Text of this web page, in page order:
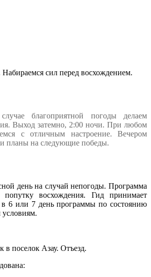
сил перед восхождением.
благоприятной погоды делаем
Выход затемно, 2:00 ночи. При любом
с отличным настроение. Вечером
планы на следующие победы.
день на случай непогоды. Программа
попутку восхождения. Гид принимает
6 или 7 день программы по состоянию
в поселок Азау. Отъезд.